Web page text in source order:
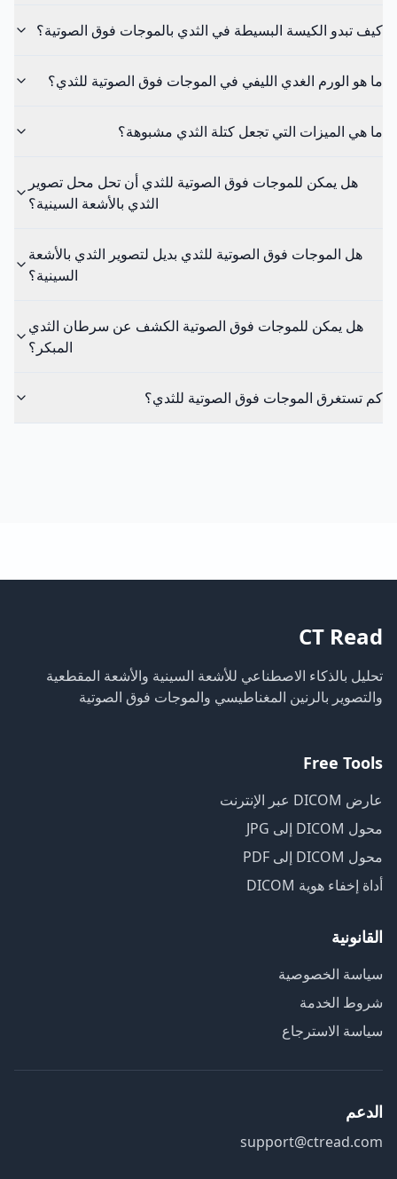
كيف تبدو الكيسة البسيطة في الثدي بالموجات فوق الصوتية؟
ما هو الورم الغدي الليفي في الموجات فوق الصوتية للثدي؟
ما هي الميزات التي تجعل كتلة الثدي مشبوهة؟
هل يمكن للموجات فوق الصوتية للثدي أن تحل محل تصوير
الثدي بالأشعة السينية؟
هل الموجات فوق الصوتية للثدي بديل لتصوير الثدي بالأشعة
السينية؟
هل يمكن للموجات فوق الصوتية الكشف عن سرطان الثدي
المبكر؟
كم تستغرق الموجات فوق الصوتية للثدي؟
CT Read
تحليل بالذكاء الاصطناعي للأشعة السينية والأشعة المقطعية
والتصوير بالرنين المغناطيسي والموجات فوق الصوتية
Free Tools
عارض DICOM عبر الإنترنت
محول DICOM إلى JPG
محول DICOM إلى PDF
أداة إخفاء هوية DICOM
القانونية
سياسة الخصوصية
شروط الخدمة
سياسة الاسترجاع
الدعم
support@ctread.com